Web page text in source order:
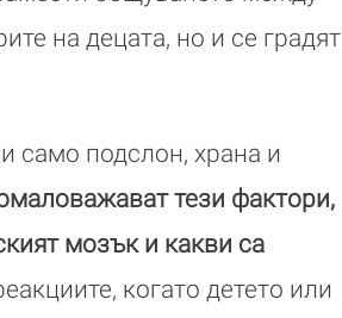
на децата, но и се градят
само подслон, храна и
тези фактори,
мозък и какви са
когато детето или